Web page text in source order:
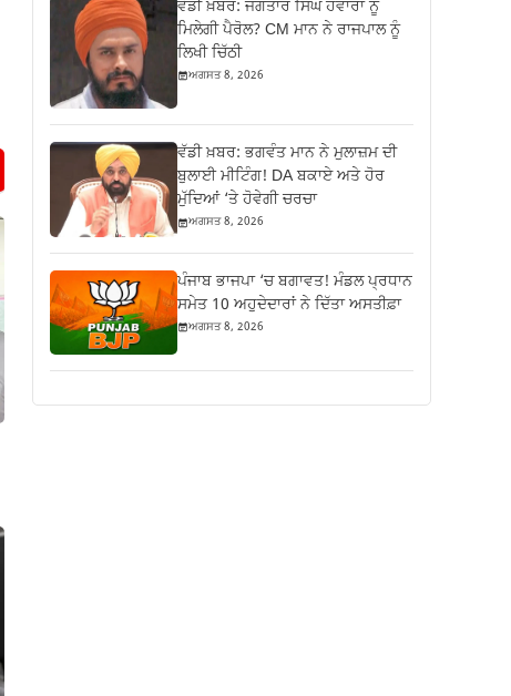
ਵੱਡੀ ਖ਼ਬਰ: ਜਗਤਾਰ ਸਿੰਘ ਹਵਾਰਾ ਨੂੰ
ਮਿਲੇਗੀ ਪੈਰੋਲ? CM ਮਾਨ ਨੇ ਰਾਜਪਾਲ ਨੂੰ
ਲਿਖੀ ਚਿੱਠੀ
ਅਗਸਤ 8, 2026
ਵੱਡੀ ਖ਼ਬਰ: ਭਗਵੰਤ ਮਾਨ ਨੇ ਮੁਲਾਜ਼ਮ ਦੀ
ਬੁਲਾਈ ਮੀਟਿੰਗ! DA ਬਕਾਏ ਅਤੇ ਹੋਰ
ਮੁੱਦਿਆਂ ‘ਤੇ ਹੋਵੇਗੀ ਚਰਚਾ
ਅਗਸਤ 8, 2026
ਪੰਜਾਬ ਭਾਜਪਾ ‘ਚ ਬਗਾਵਤ! ਮੰਡਲ ਪ੍ਰਧਾਨ
ਸਮੇਤ 10 ਅਹੁਦੇਦਾਰਾਂ ਨੇ ਦਿੱਤਾ ਅਸਤੀਫ਼ਾ
ਅਗਸਤ 8, 2026